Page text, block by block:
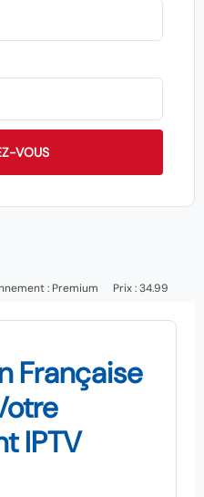
VOUS
: Premium Prix : 34.99
Française
IPTV